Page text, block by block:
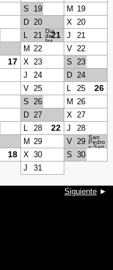
S 19 M 19
D 20 X 20
L 21 21
Día
de
las
Navales
J
21
M 22 V 22
17 X 23 S 23
J 24 D 24
V 25 L 25 26
S 26 M 26
D 27 X 27
L 28 22 J
28
M 29 V 29 San
Pedro
y San
18 X 30 S 30
J 31
Siguiente ►